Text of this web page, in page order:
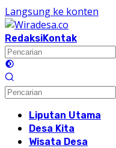
Langsung ke konten
RedaksiKontak
Liputan Utama
Desa Kita
Wisata Desa